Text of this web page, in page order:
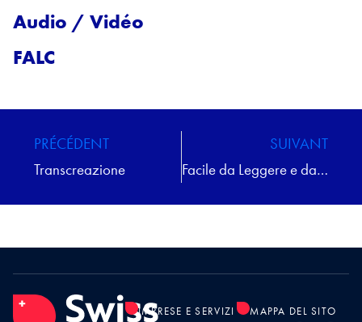
Audio / Vidéo
FALC
PRÉCÉDENT
Transcreazione
SUIVANT
Facile da Leggere e da Comprendere (FEL)
IMPRESE E SERVIZI MAPPA DEL SITO